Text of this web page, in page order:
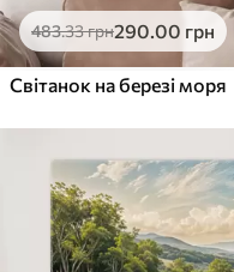
483.33грн290.00 грн
Світанок на березі моря